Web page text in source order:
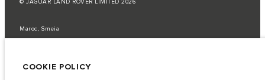
© JAGUAR LAND ROVER LIMITED 2026
Maroc, Smeia
de prix. Veuillez consulter votre concessionnaire pour des informations sur
COOKIE POLICY